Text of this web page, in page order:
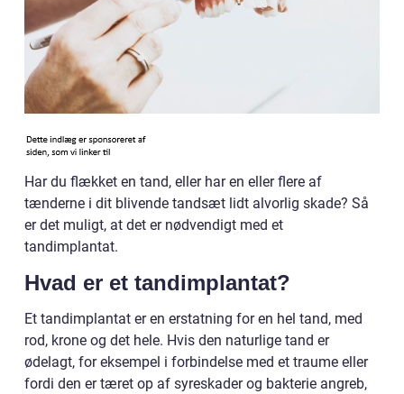
Har du flækket en tand, eller har en eller flere af
tænderne i dit blivende tandsæt lidt alvorlig skade? Så
er det muligt, at det er nødvendigt med et
tandimplantat.
Hvad er et tandimplantat?
Et tandimplantat er en erstatning for en hel tand, med
rod, krone og det hele. Hvis den naturlige tand er
ødelagt, for eksempel i forbindelse med et traume eller
fordi den er tæret op af syreskader og bakterie angreb,